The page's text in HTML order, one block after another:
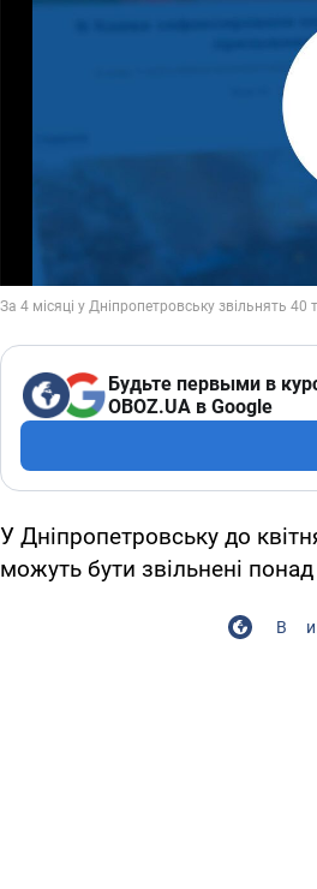
Будьте первыми в
OBOZ.UA в Google
У Дніпропетровську до
можуть бути звільнені